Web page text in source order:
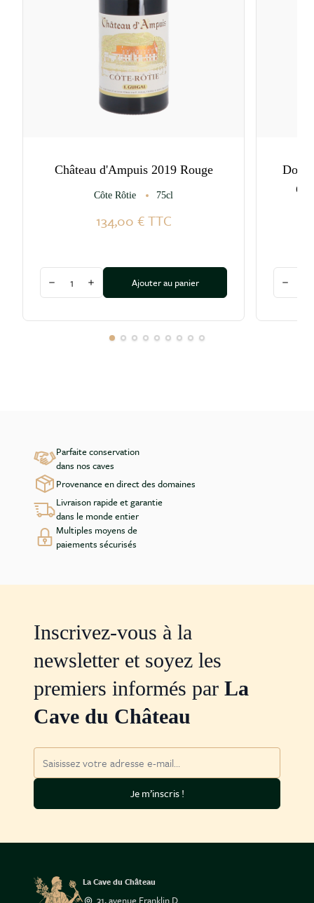
Château d'Ampuis 2019 Rouge
Côte Rôtie 75cl
134,00 €TTC
Diminuer la quantité
Augmenter la quantité
Ajouter au panier
Parfaite conservation
dans nos caves
Provenance en direct des domaines
Livraison rapide et garantie
dans le monde entier
Multiples moyens de
paiements sécurisés
Inscrivez-vous à la
newsletter et soyez les
premiers informés par La
Cave du Château
Je m’inscris !
La Cave du Château